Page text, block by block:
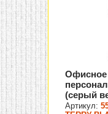
Офисное
(серый
Артикул: